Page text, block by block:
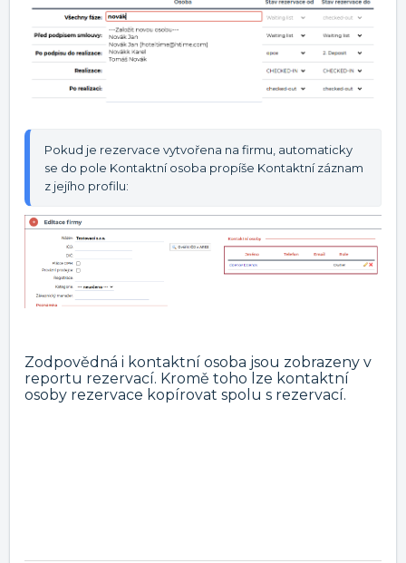
Pokud je rezervace vytvořena na firmu, automaticky
se do pole Kontaktní osoba propíše Kontaktní záznam
z jejího profilu:
Zodpovědná i kontaktní osoba jsou zobrazeny v
reportu rezervací. Kromě toho lze kontaktní
osoby rezervace kopírovat spolu s rezervací.